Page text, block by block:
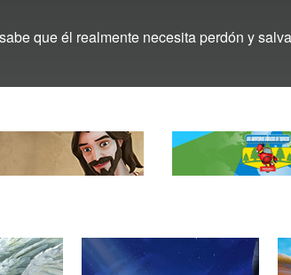
que él realmente necesita perdón y